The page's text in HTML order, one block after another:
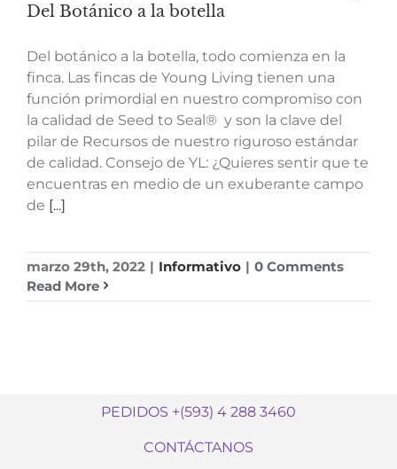
Del Botánico a la botella
Del botánico a la botella, todo comienza en la
finca. Las fincas de Young Living tienen una
función primordial en nuestro compromiso con
la calidad de Seed to Seal® y son la clave del
pilar de Recursos de nuestro riguroso estándar
de calidad. Consejo de YL: ¿Quieres sentir que te
encuentras en medio de un exuberante campo
de [...]
marzo 29th, 2022 | Informativo | 0 Comments
Read More
PEDIDOS +(593) 4 288 3460
CONTÁCTANOS